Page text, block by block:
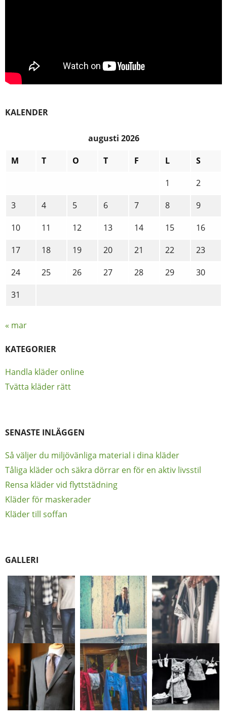
KALENDER
augusti 2026
M
T O T F L
S
1
2
3
4 5 6 7 8
9
10
11 12 13 14 15
16
17
18 19 20 21 22
23
24
25 26 27 28 29
30
31
« mar
KATEGORIER
Handla kläder online
Tvätta kläder rätt
SENASTE INLÄGGEN
Så väljer du miljövänliga material i dina kläder
Tåliga kläder och säkra dörrar en för en aktiv livsstil
Rensa kläder vid flyttstädning
Kläder för maskerader
Kläder till soffan
GALLERI